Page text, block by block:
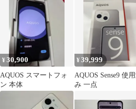
ホ/Android
クオス Aランク
¥30,900
AQUOS スマートフォ
ン 本体
¥39,999
AQUOS Sense9 使
み 一点